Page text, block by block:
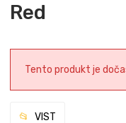
Red
Tento produkt je
VIST